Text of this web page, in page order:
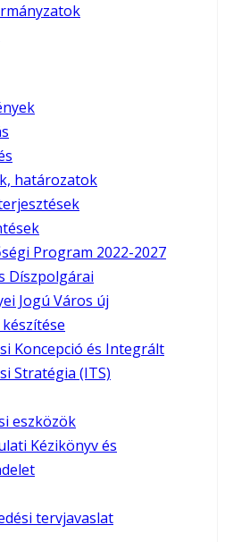
határozatok
Program 2022-2027
Díszpolgárai
Jogú Város új
Koncepció és Integrált
Stratégia (ITS)
eszközök
Kézikönyv és
tervjavaslat